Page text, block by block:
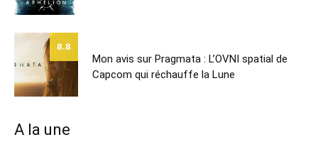
8.8
Mon avis sur Pragmata : L’OVNI spatial de
Capcom qui réchauffe la Lune
A la une